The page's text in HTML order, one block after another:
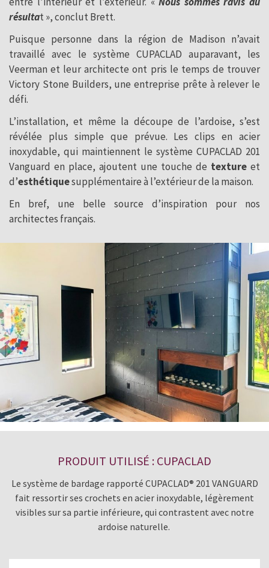
résultat », conclut Brett.
Puisque personne dans la région de Madison n’avait
travaillé avec le système CUPACLAD auparavant, les
Veerman et leur architecte ont pris le temps de trouver
Victory Stone Builders, une entreprise prête à relever le
défi.
L’installation, et même la découpe de l’ardoise, s’est
révélée plus simple que prévue. Les clips en acier
inoxydable, qui maintiennent le système CUPACLAD 201
Vanguard en place, ajoutent une touche de texture et
d’esthétiquesupplémentaire à l’extérieur de la maison.
En bref, une belle source d’inspiration pour nos
architectes français.
PRODUIT UTILISÉ : CUPACLAD
Le système de bardage rapporté CUPACLAD® 201 VANGUARD
fait ressortir ses crochets en acier inoxydable, légèrement
visibles sur sa partie inférieure, qui contrastent avec notre
ardoise naturelle.